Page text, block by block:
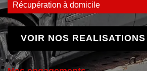
Récupération à domicile
VOIR NOS REALISATIONS